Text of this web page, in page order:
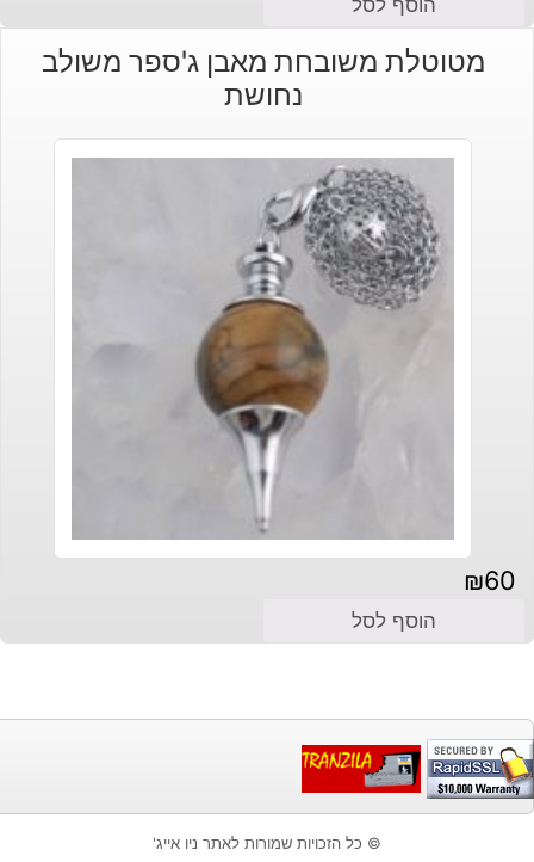
המקורי
היה:
הנוכחי
הוא:
הוסף לסל
מטוטלת משובחת מאבן ג'ספר משולב
נחושת
₪60
הוסף לסל
© כל הזכויות שמורות לאתר ניו אייג'